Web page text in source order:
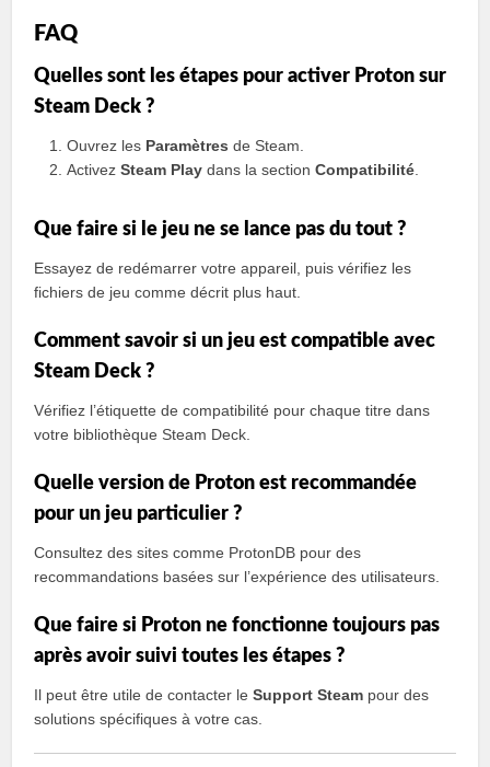
FAQ
Quelles sont les étapes pour activer Proton sur
Steam Deck ?
Ouvrez les Paramètres de Steam.
ActivezSteam Play dans la sectionCompatibilité
Que faire si le jeu ne se lance pas du tout ?
Essayez de redémarrer votre appareil, puis vérifiez les
fichiers de jeu comme décrit plus haut.
Comment savoir si un jeu est compatible avec
Steam Deck ?
Vérifiez l’étiquette de compatibilité pour chaque titre dans
votre bibliothèque Steam Deck.
Quelle version de Proton est recommandée
pour un jeu particulier ?
Consultez des sites comme ProtonDB pour des
recommandations basées sur l’expérience des utilisateurs.
Que faire si Proton ne fonctionne toujours pas
après avoir suivi toutes les étapes ?
Il peut être utile de contacter leSupport Steam pour des
solutions spécifiques à votre cas.